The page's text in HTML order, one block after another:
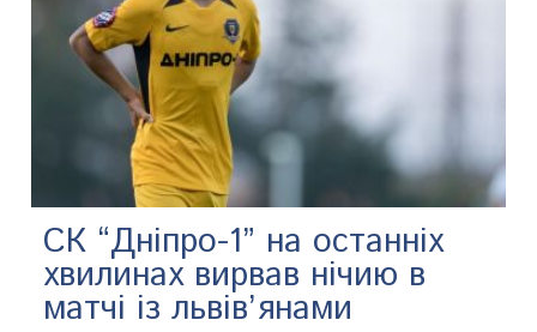
СК “Дніпро-1” на останніх
хвилинах вирвав нічию в
матчі із львів’янами